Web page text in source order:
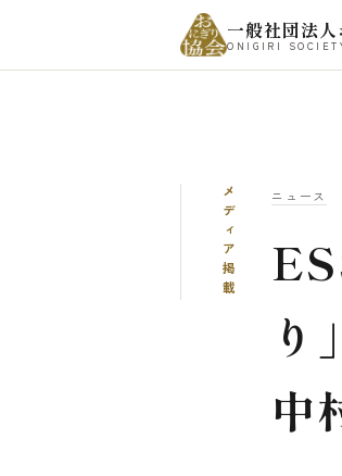
一般社団法
ONIGIRI
メディア掲載 ニュース
り
中